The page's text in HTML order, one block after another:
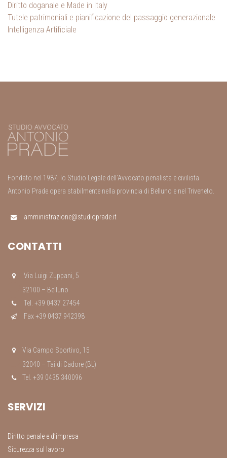
Diritto doganale e Made in Italy
Tutele patrimoniali e pianificazione del passaggio generazionale
Intelligenza Artificiale
Fondato nel 1987, lo Studio Legale dell’Avvocato penalista e civilista
Antonio Prade opera stabilmente nella provincia di Belluno e nel Triveneto.
amministrazione@studioprade.it
CONTATTI
Via Luigi Zuppani, 5
32100 – Belluno
Tel. +39 0437 27454
Fax +39 0437 942398
Via Campo Sportivo, 15
32040 – Tai di Cadore (BL)
Tel. +39 0435 340096
SERVIZI
Diritto penale e d’impresa
Sicurezza sul lavoro